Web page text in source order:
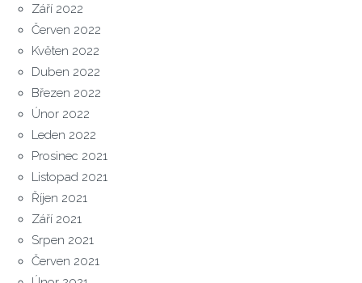
Září 2022
Červen 2022
Květen 2022
Duben 2022
Březen 2022
Únor 2022
Leden 2022
Prosinec 2021
Listopad 2021
Říjen 2021
Září 2021
Srpen 2021
Červen 2021